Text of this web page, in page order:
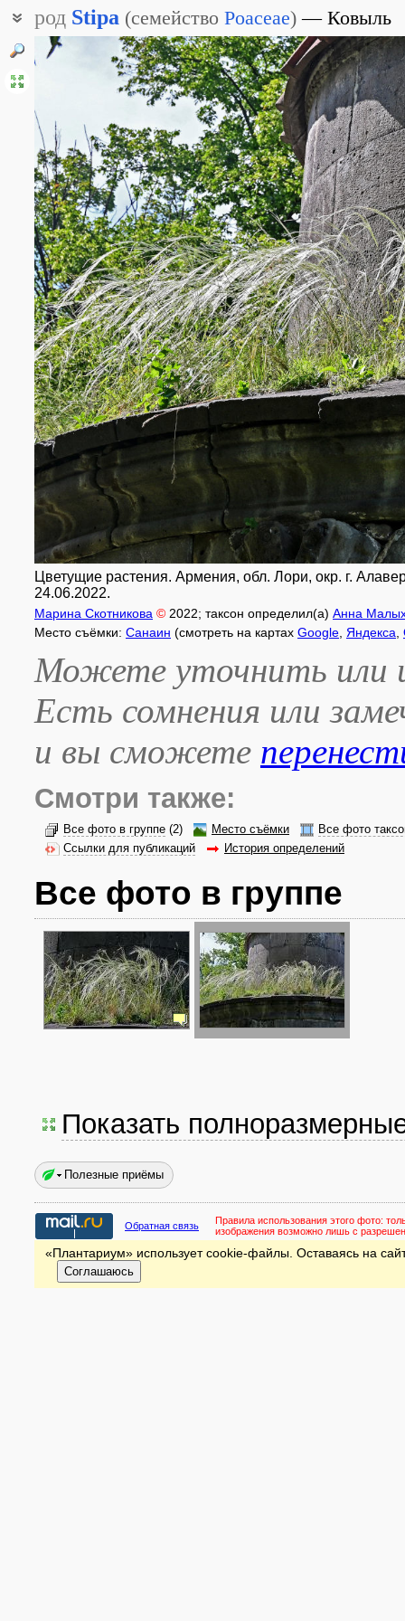
род Stipa (семейство Poaceae) Ковыль
Цветущие растения. Армения, обл. Лори, окр. г.
24.06.2022.
Марина Скотникова © 2022; таксон определил(а) Анна
Место съёмки: Санаин (смотреть на картах Google Яндекса
Можете уточнить или
Есть сомнения или
и вы сможете
Смотри также:
Все фото в группе (2) Место съёмки
Все фото
Ссылки для публикаций
История определений
Все фото в группе
Показать
Полезные приёмы
Обратная связь Правила использования этого фото:
изображения возможно лишь с
«Плантариум» использует cookie-файлы. Оставаясь на
Соглашаюсь